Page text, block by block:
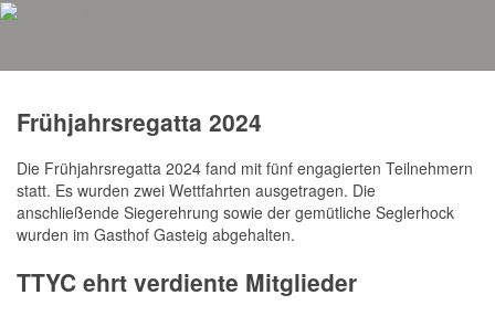
Frühjahrsregatta 2024
Die Frühjahrsregatta 2024 fand mit fünf engagierten Teilnehmern
statt. Es wurden zwei Wettfahrten ausgetragen. Die
anschließende Siegerehrung sowie der gemütliche Seglerhock
wurden im Gasthof Gasteig abgehalten.
TTYC ehrt verdiente Mitglieder